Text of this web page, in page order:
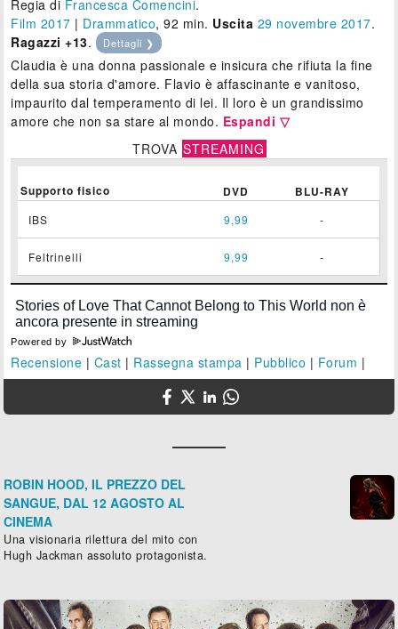
Regia di Francesca Comencini.
Film 2017 | Drammatico, 92 min. Uscita 29 novembre 2017.
Ragazzi +13. Dettagli ❯
Claudia è una donna passionale e insicura che rifiuta la fine
della sua storia d'amore. Flavio è affascinante e vanitoso,
impaurito dal temperamento di lei. Il loro è un grandissimo
amore che non sa stare al mondo. Espandi ▽
TROVA STREAMING
Supporto fisico DVD BLU-RAY
IBS 9,99 -
Feltrinelli 9,99 -
Powered by
Recensione | Cast | Rassegna stampa | Pubblico | Forum |
ROBIN HOOD, IL PREZZO DEL
SANGUE, DAL 12 AGOSTO AL
CINEMA
Una visionaria rilettura del mito con
Hugh Jackman assoluto protagonista.